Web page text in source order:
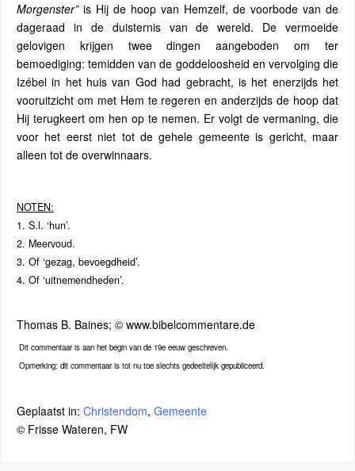
Morgenster”is Hij de hoop van Hemzelf, de voorbode van de
dageraad in de duisternis van de wereld. De vermoeide
gelovigen krijgen twee dingen aangeboden om ter
bemoediging: temidden van de goddeloosheid en vervolging die
Izébel in het huis van God had gebracht, is het enerzijds het
vooruitzicht om met Hem te regeren en anderzijds de hoop dat
Hij terugkeert om hen op te nemen. Er volgt de vermaning, die
voor het eerst niet tot de gehele gemeente is gericht, maar
alleen tot de overwinnaars.
NOTEN:
1. S.l. ‘hun’.
2. Meervoud.
3. Of ‘gezag, bevoegdheid’.
4. Of ‘uitnemendheden’.
Thomas B. Baines; © www.bibelcommentare.de
Dit commentaar is aan het begin van de 19e eeuw geschreven.
Opmerking: dit commentaar is tot nu toe slechts gedeeltelijk gepubliceerd.
Geplaatst in: Christendom, Gemeente
© Frisse Wateren, FW